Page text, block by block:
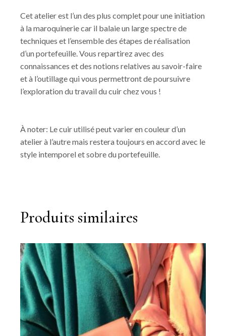
Cet atelier est l’un des plus complet pour une initiation
à la maroquinerie car il balaie un large spectre de
techniques et l’ensemble des étapes de réalisation
d’un portefeuille. Vous repartirez avec des
connaissances et des notions relatives au savoir-faire
et à l’outillage qui vous permettront de poursuivre
l’exploration du travail du cuir chez vous !
À noter: Le cuir utilisé peut varier en couleur d’un
atelier à l’autre mais restera toujours en accord avec le
style intemporel et sobre du portefeuille.
Produits similaires